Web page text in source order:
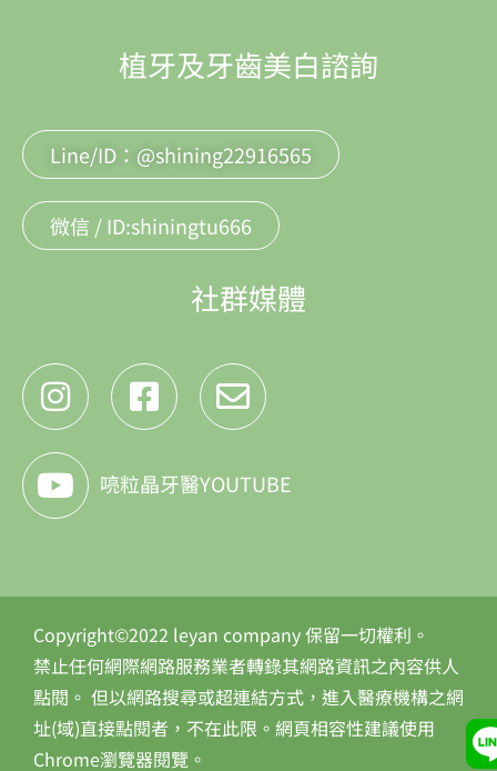
植牙及牙齒美白諮詢
Line/ID：@shining22916565
微信 / ID:shiningtu666
社群媒體
喨粒晶牙醫YOUTUBE
Copyright©2022 leyan company 保留一切權利。
禁止任何網際網路服務業者轉錄其網路資訊之內容供人
點閱。 但以網路搜尋或超連結方式，進入醫療機構之網
址(域)直接點閱者，不在此限。網頁相容性建議使用
Chrome瀏覽器閱覽。